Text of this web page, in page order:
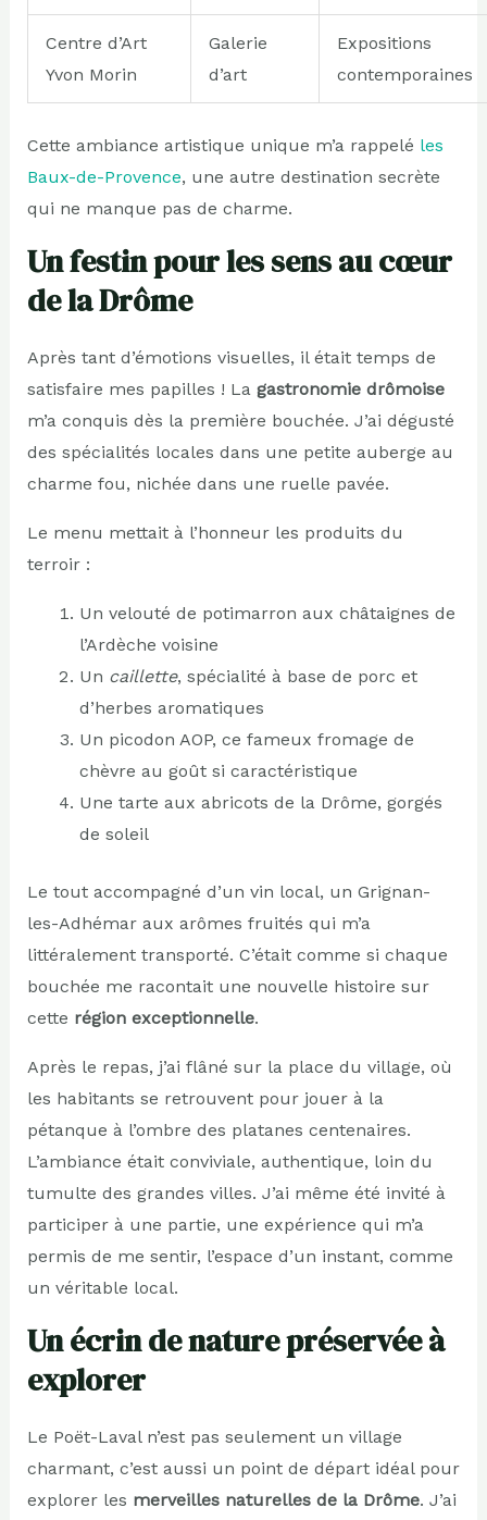
Centre d’Art
Yvon Morin
Galerie
d’art
Expositions
contemporaines
Cette ambiance artistique unique m’a rappelé les
Baux-de-Provence, une autre destination secrète
qui ne manque pas de charme.
Un festin pour les sens au cœur
de la Drôme
Après tant d’émotions visuelles, il était temps de
satisfaire mes papilles ! La gastronomie drômoise
m’a conquis dès la première bouchée. J’ai dégusté
des spécialités locales dans une petite auberge au
charme fou, nichée dans une ruelle pavée.
Le menu mettait à l’honneur les produits du
terroir :
Un velouté de potimarron aux châtaignes de
l’Ardèche voisine
Un caillette, spécialité à base de porc et
d’herbes aromatiques
Un picodon AOP, ce fameux fromage de
chèvre au goût si caractéristique
Une tarte aux abricots de la Drôme, gorgés
de soleil
Le tout accompagné d’un vin local, un Grignan-
les-Adhémar aux arômes fruités qui m’a
littéralement transporté. C’était comme si chaque
bouchée me racontait une nouvelle histoire sur
cette région exceptionnelle.
Après le repas, j’ai flâné sur la place du village, où
les habitants se retrouvent pour jouer à la
pétanque à l’ombre des platanes centenaires.
L’ambiance était conviviale, authentique, loin du
tumulte des grandes villes. J’ai même été invité à
participer à une partie, une expérience qui m’a
permis de me sentir, l’espace d’un instant, comme
un véritable local.
Un écrin de nature préservée à
explorer
Le Poët-Laval n’est pas seulement un village
charmant, c’est aussi un point de départ idéal pour
explorer les merveilles naturelles de la Drôme. J’ai